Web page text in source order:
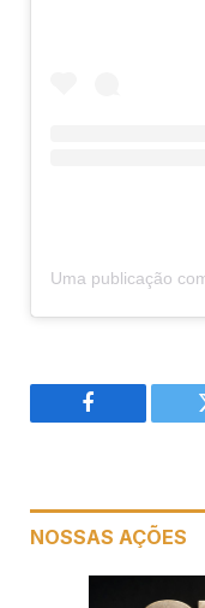
Facebook
NOSSAS AÇÕES